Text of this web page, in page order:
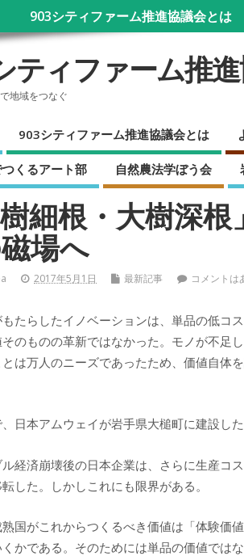
903シティファーム推進協議会とは
ティファーム推
地域をつなぐ
903シティファーム推進協議会とは
くるアート部 自然農法学ぼう会
樹細根・大樹深
場へ
2017年5月1日 最新記事 コメントは
たらしたイノベーションは、単品の低コ
のものの革新ではなかった。モノが不足
は万人のニーズであったため、価値自体
日本アムウェイが岩手県大槌町に建設し
経済崩壊後の日本企業は、さらに生産コ
した。しかしこれにも限界がある。
国がこれからつくるべき価値は「体験価
かである。そのためには単品の価値では